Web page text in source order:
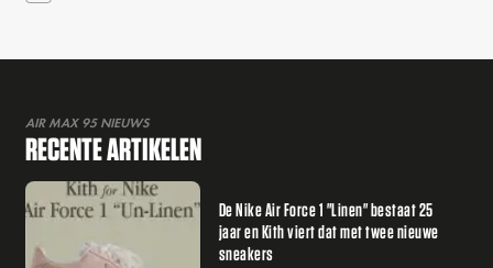
AIR MAX 95 NIEUWS
RECENTE ARTIKELEN
De Nike Air Force 1 "Linen" bestaat 25
jaar en Kith viert dat met twee nieuwe
sneakers